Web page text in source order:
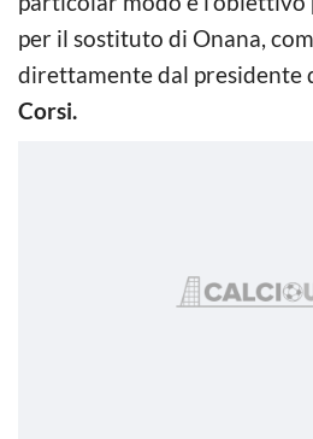
per il sostituto di Onana,
direttamente dal presidente
Corsi.